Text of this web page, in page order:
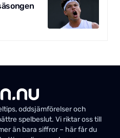
oddsjämförelser och
spelbeslut. Vi riktar oss till
än bara siffror – här får du